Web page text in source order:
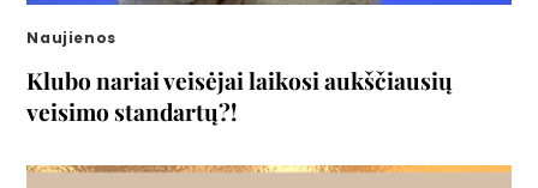
Naujienos
Klubo nariai veisėjai laikosi aukščiausių
veisimo standartų?!